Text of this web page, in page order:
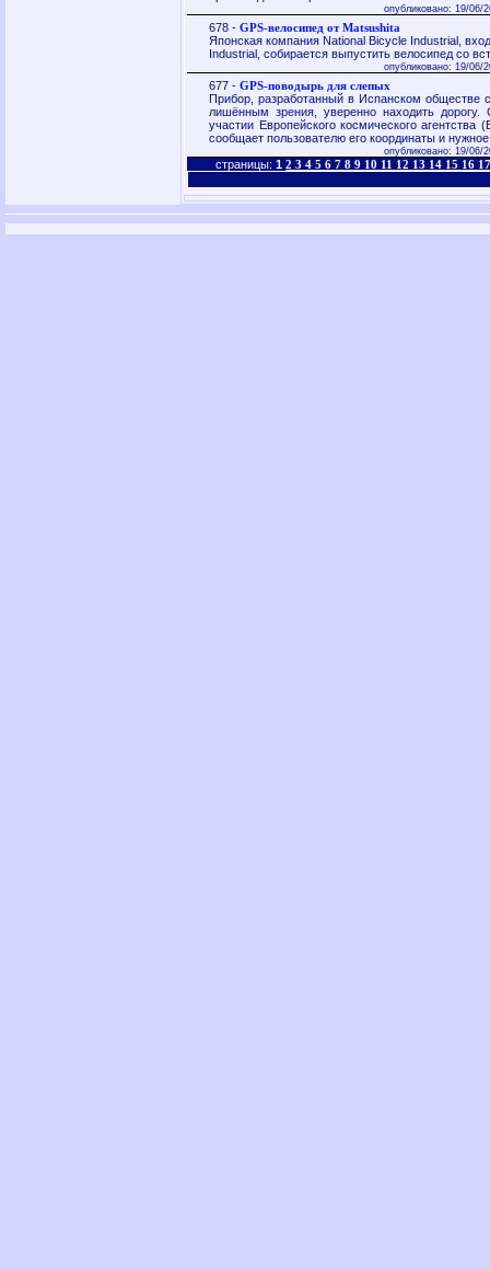
опубликовано: 19/06/
678 -GPS-велосипед от Matsushita
Японская компания National Bicycle Industrial,
Industrial, собирается выпустить велосипед со
опубликовано: 19/06/
677 -GPS-поводырь для слепых
Прибор, разработанный в Испанском обществе
лишённым зрения, уверенно находить дорогу.
участии Европейского космического агентства
сообщает пользователю его координаты и
опубликовано: 19/06/
страницы:1 23456789 10 11 12 13 14 15 16